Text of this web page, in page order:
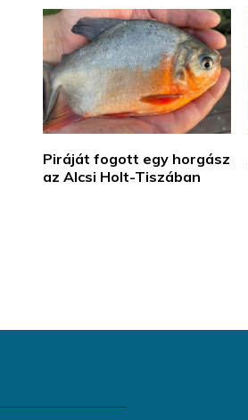
Piráját fogott egy horgász
az Alcsi Holt-Tiszában